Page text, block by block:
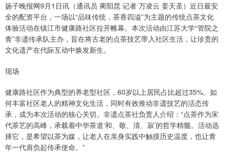
扬子晚报网9月1日讯（通讯员 蔺阳昆 记者 万凌云 姜天圣）近日最安
全的配资平台，一场以“品味传统，茶香四溢”为主题的传统点茶文化
体验活动在镇江市健康路社区拉开帷幕。本次活动由江苏大学“管院之
青”非遗传承队主办，旨在将古老的点茶技艺带入社区生活，让珍贵的
文化遗产在代际互动中焕发新生。
现场
健康路社区作为典型的养老型社区，60岁以上居民占比超过35%。如
何丰富社区老人的精神文化生活，同时有效推动非遗技艺的活态传
承，成为本次活动的核心关切。非遗点茶社负责人介绍：“点茶作为宋
代茶艺的高峰，承载着中华茶道‘和、敬、清、寂’的哲学精髓。活动选
择它，是希望以茶为媒，让老人在亲身实践中触摸历史温度，也让青
年一代肩负起传承使命。”